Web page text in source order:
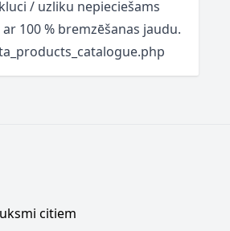
/ uzliku nepieciešams
100 % bremzēšanas jaudu.
citiem